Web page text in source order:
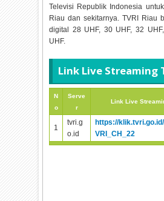
Televisi Republik Indonesia
Riau dan sekitarnya. TVRI Riau
digital 28 UHF, 30 UHF, 32
UHF.
Link Live Streaming
N
o
Serve
r
Link Live
1
tvri.g
o.id
https://
VRI_CH_22